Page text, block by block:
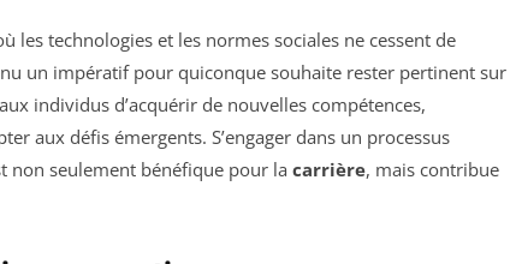
les technologies et les normes sociales ne cessent de
un impératif pour quiconque souhaite rester pertinent sur
individus d’acquérir de nouvelles compétences,
aux défis émergents. S’engager dans un processus
non seulement bénéfique pour la carrière, mais contribue